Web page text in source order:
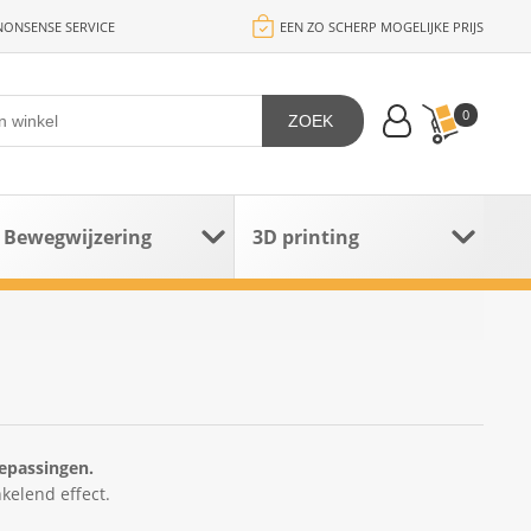
SERVICE EEN ZO SCHERP MOGELIJKE PRIJS
0
ZOEK
Bewegwijzering 3D printing
effect.